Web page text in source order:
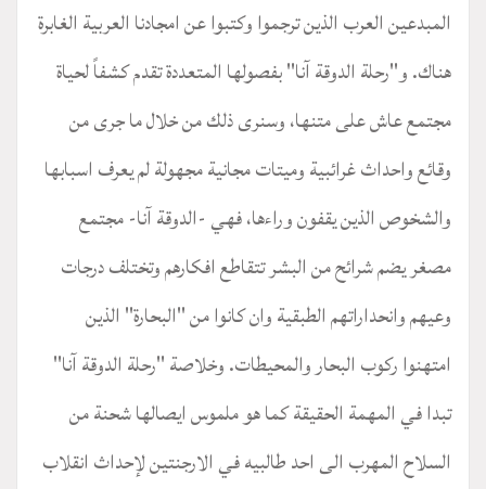
المبدعين العرب الذين ترجموا وكتبوا عن امجادنا العربية الغابرة
هناك. و"رحلة الدوقة آنا" بفصولها المتعددة تقدم كشفاً لحياة
مجتمع عاش على متنها، وسنرى ذلك من خلال ما جرى من
وقائع واحداث غرائبية وميتات مجانية مجهولة لم يعرف اسبابها
والشخوص الذين يقفون وراءها، فهي -الدوقة آنا- مجتمع
مصغر يضم شرائح من البشر تتقاطع افكارهم وتختلف درجات
وعيهم وانحداراتهم الطبقية وان كانوا من "البحارة" الذين
امتهنوا ركوب البحار والمحيطات. وخلاصة "رحلة الدوقة آنا"
تبدا في المهمة الحقيقة كما هو ملموس ايصالها شحنة من
السلاح المهرب الى احد طالبيه في الارجنتين لإحداث انقلاب